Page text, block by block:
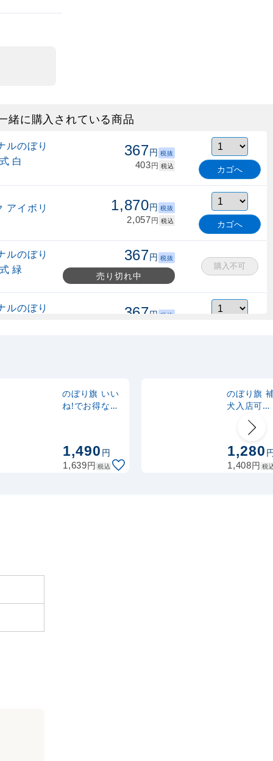
緒に購入されている商品
ルのぼり
白
367円 税抜
403円 税込 カゴへ
アイボリ 1,870円 税抜
2,057円 税込 カゴへ
ルのぼり
緑
367円 税抜
売り切れ中
購入不可
ルのぼり
367円 税抜
のぼり旗 いい
ね!でお得なク
1,490円
1,639円 税込
のぼり旗
犬入店可
(GNB-
1,280
1,408円 税